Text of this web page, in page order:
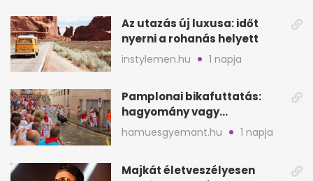
Az utazás új luxusa: időt
nyerni a rohanás helyett
instylemen.hu 1 napja
Pamplonai bikafuttatás:
hagyomány vagy
értelmetlen vérontás?
hamuesgyemant.hu 1 napja
Majkát életveszélyesen